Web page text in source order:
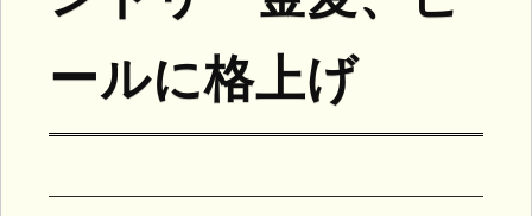
ールに格上げ